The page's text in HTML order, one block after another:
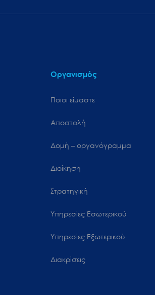
Οργανισμός
Ποιοι είμαστε
Αποστολή
Δομή – οργανόγραμμα
Διοίκηση
Στρατηγική
Υπηρεσίες Εσωτερικού
Υπηρεσίες Εξωτερικού
Διακρίσεις